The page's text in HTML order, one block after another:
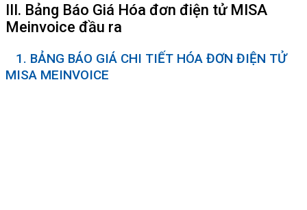
III. Bảng Báo Giá Hóa đơn điện tử MISA
Meinvoice đầu ra
1. BẢNG BÁO GIÁ CHI TIẾT HÓA ĐƠN ĐIỆN TỬ
MISA MEINVOICE